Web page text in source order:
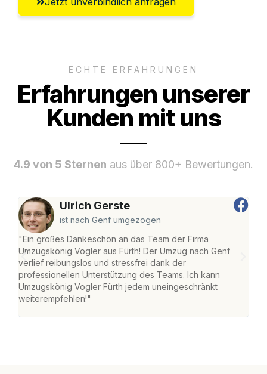
ECHTE ERFAHRUNGEN
Erfahrungen unserer
Kunden mit uns
4.9 von 5 Sternen aus über 800+ Bewertungen.
Ulrich Gerste
ist nach Genf umgezogen
"Ein großes Dankeschön an das Team der Firma
Umzugskönig Vogler aus Fürth! Der Umzug nach Genf
verlief reibungslos und stressfrei dank der
professionellen Unterstützung des Teams. Ich kann
Umzugskönig Vogler Fürth jedem uneingeschränkt
weiterempfehlen!"